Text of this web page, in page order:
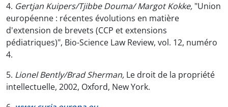
4. Gertjan Kuipers/Tjibbe Douma/ Margot Kokke, "Union
européenne : récentes évolutions en matière
d'extension de brevets (CCP et extensions
pédiatriques)", Bio-Science Law Review, vol. 12, numéro
4.
5. Lionel Bently/Brad Sherman, Le droit de la propriété
intellectuelle, 2002, Oxford, New York.